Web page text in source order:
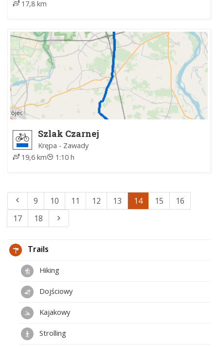
17,8 km
Szlak Czarnej
Krępa - Zawady
19,6 km
1:10 h
9 10 11 12 13 14 15
16
17
18
Trails
Hiking
Dojściowy
Kajakowy
Strolling